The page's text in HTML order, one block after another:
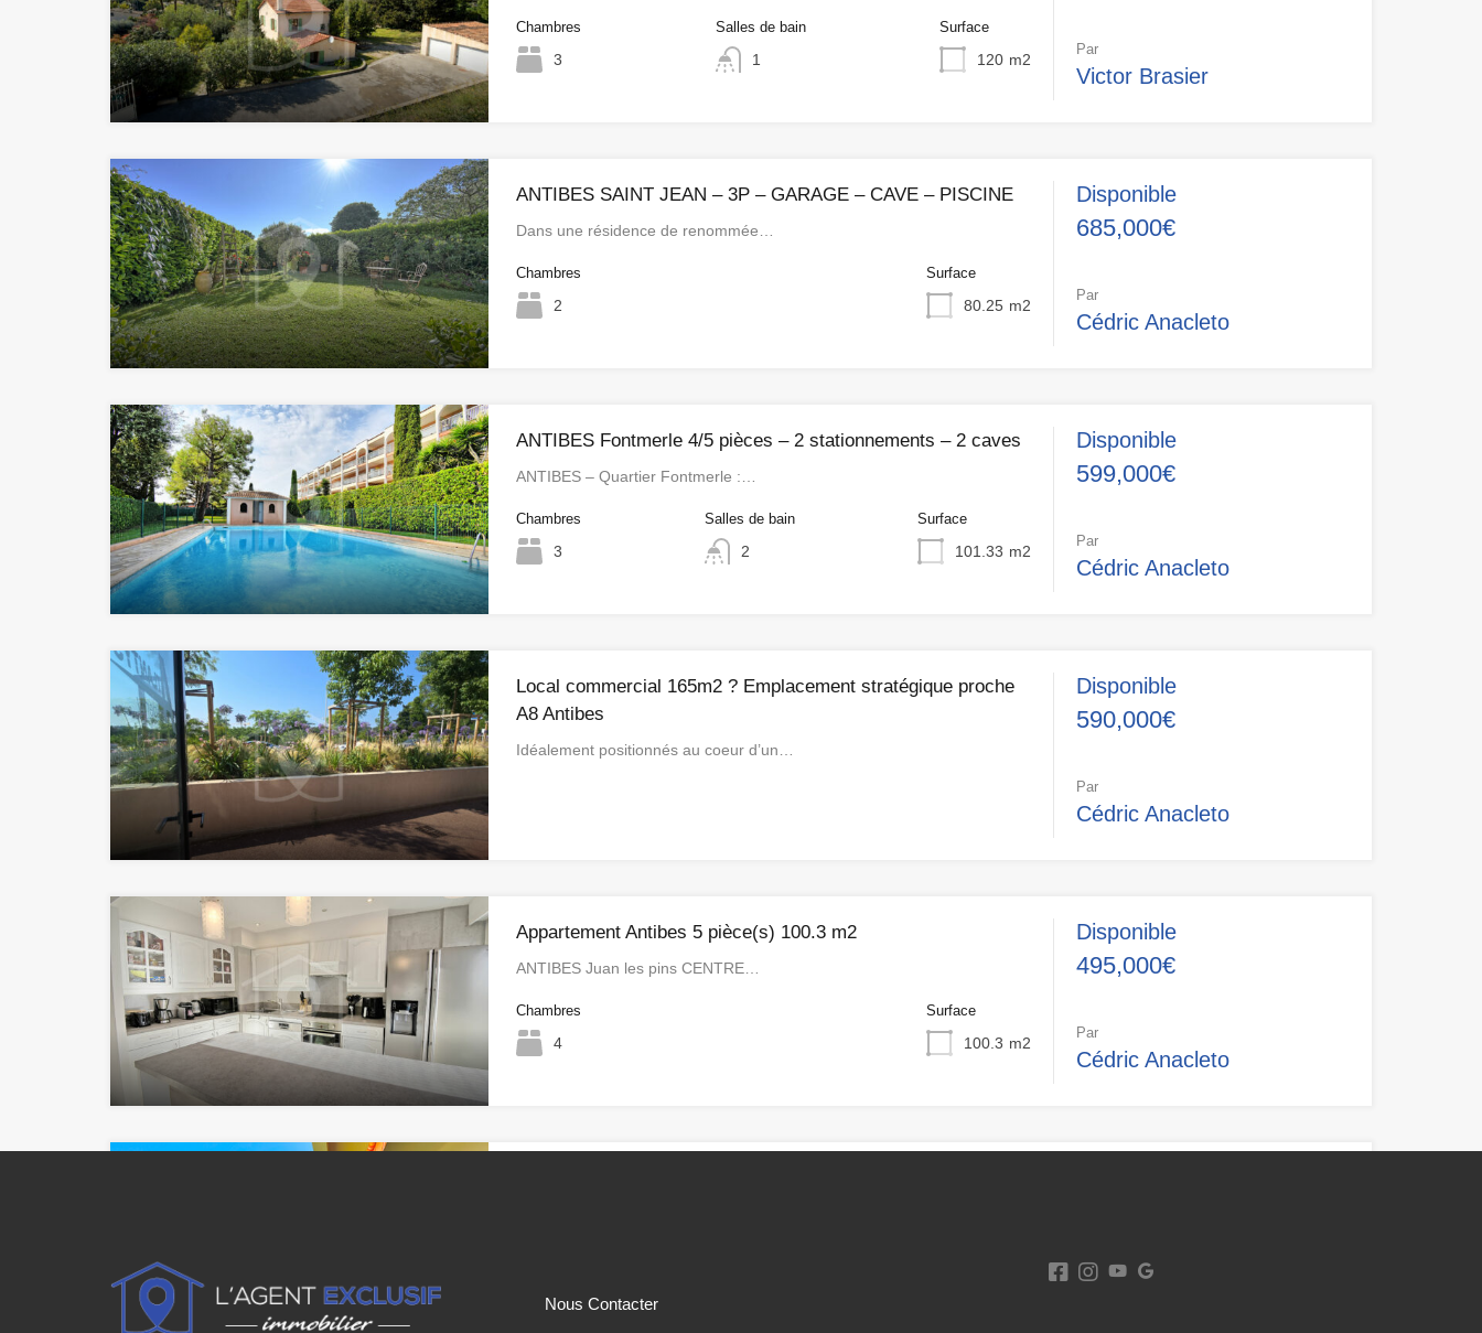
Chambres
3
Salles de bain
1
Surface
120 m2
Par
Victor Brasier
ANTIBES SAINT JEAN – 3P – GARAGE – CAVE – PISCINE
Dans une résidence de renommée…
Chambres
2
Surface
80.25 m2
Disponible
685,000€
Par
Cédric Anacleto
ANTIBES Fontmerle 4/5 pièces – 2 stationnements – 2 caves
ANTIBES – Quartier Fontmerle :…
Chambres
3
Salles de bain
2
Surface
101.33 m2
Disponible
599,000€
Par
Cédric Anacleto
Local commercial 165m2 ? Emplacement stratégique proche
A8 Antibes
Idéalement positionnés au coeur d’un…
Disponible
590,000€
Par
Cédric Anacleto
Appartement Antibes 5 pièce(s) 100.3 m2
ANTIBES Juan les pins CENTRE…
Chambres
4
Surface
100.3 m2
Disponible
495,000€
Par
Cédric Anacleto
Par
Nous Contacter